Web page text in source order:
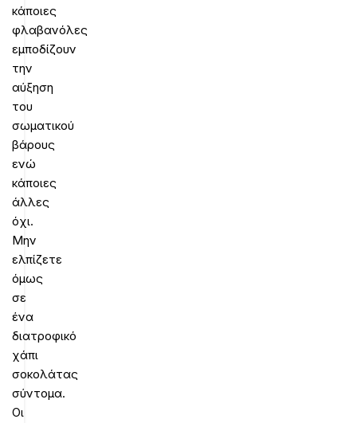
κάποιες
φλαβανόλες
εμποδίζουν
την
αύξηση
του
σωματικού
βάρους
ενώ
κάποιες
άλλες
όχι.
Μην
ελπίζετε
όμως
σε
ένα
διατροφικό
χάπι
σοκολάτας
σύντομα.
Οι